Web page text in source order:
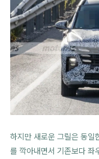
하지만 새로운 그릴은 동일
를 깍아내면서 기존보다 좌